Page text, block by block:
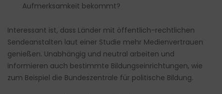
Aufmerksamkeit bekommt?
Interessant ist, dass Länder mit öffentlich-rechtlichen
Sendeanstalten laut einer Studie mehr Medienvertrauen
genießen. Unabhängig und neutral arbeiten und
informieren auch bestimmte Bildungseinrichtungen, wie
zum Beispiel die Bundeszentrale für politische Bildung.